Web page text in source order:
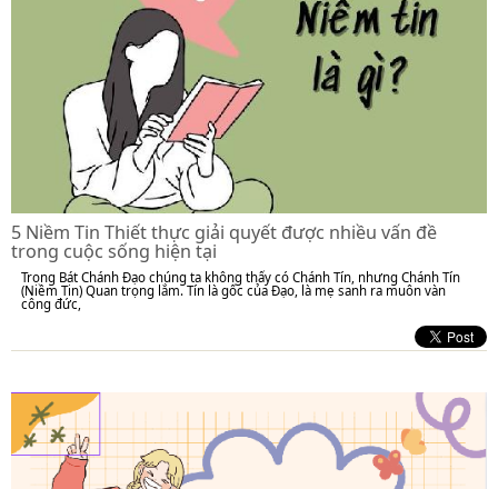
5 Niềm Tin Thiết thực giải quyết được nhiều vấn đề
trong cuộc sống hiện tại
Trong Bát Chánh Đạo chúng ta không thấy có Chánh Tín, nhưng Chánh Tín
(Niềm Tin) Quan trọng lắm. Tín là gốc của Đạo, là mẹ sanh ra muôn vàn
công đức,